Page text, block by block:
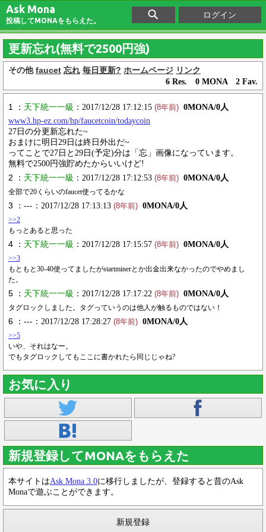
Ask Mona
投稿してMONAをもらえた。
ログイン
更新忘れ(無料で2500円強)
その他 faucet 忘れ 毎日更新? ホームページ リンク
6 Res. 0 MONA 2 Fav.
1 ： 天下統一一級 ：2017/12/28 17:12:15 (8年前) 0MONA/0人
www3.hp-ez.com/hp/faucetcoin/todaycoin
27日の分更新忘れた~
おまけに明日29日は終日外出だ~
ってことで27日と29日(予定)分は「忘」画像になっています。
無料で2500円強貯めたからいいけど!
2 ： 天下統一一級 ：2017/12/28 17:12:53 (8年前) 0MONA/0人
全部で20くらいのfaucet使ってるかな
3 ：--- ：2017/12/28 17:13:13 (8年前) 0MONA/0人
>>2
もっとあると思った
4 ： 天下統一一級 ：2017/12/28 17:15:57 (8年前) 0MONA/0人
>>3
もともと30-40使ってましたがstartminerとか出金出来なかったのでやめまし
た。
5 ： 天下統一一級 ：2017/12/28 17:17:22 (8年前) 0MONA/0人
タグロックしました。タグっていうのは他人が触るものではない！
6 ：--- ：2017/12/28 17:28:27 (8年前) 0MONA/0人
>>5
いや、それはなー。
でもタグロックしてもここに書かれたら同じじゃね?
お気に入り
新規登録してMONAをもらえた
本サイトはAsk Mona 3.0に移行しましたが、登録すると昔のAsk
Monaで遊ぶことができます。
新規登録